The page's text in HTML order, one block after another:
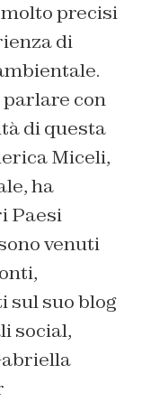
precisi
di
con
di questa
Miceli,
ha
Paesi
venuti
sul suo blog
social,